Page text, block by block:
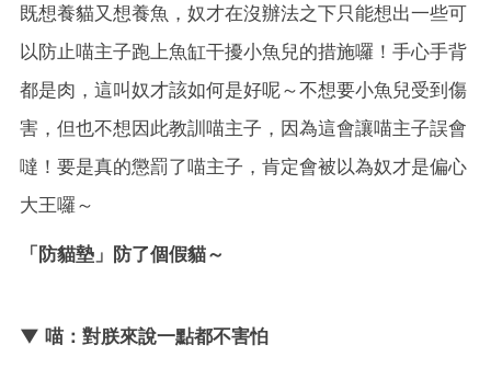
既想養貓又想養魚，奴才在沒辦法之下只能想出一些可
以防止喵主子跑上魚缸干擾小魚兒的措施囉！手心手背
都是肉，這叫奴才該如何是好呢～不想要小魚兒受到傷
害，但也不想因此教訓喵主子，因為這會讓喵主子誤會
噠！要是真的懲罰了喵主子，肯定會被以為奴才是偏心
大王囉～
「防貓墊」防了個假貓～
▼ 喵：對朕來說一點都不害怕